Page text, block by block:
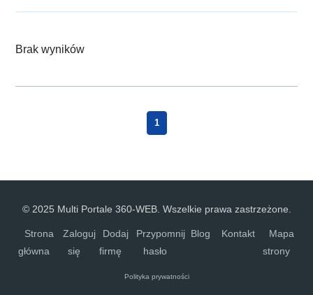
Brak wyników
1
© 2025 Multi Portale 360-WEB. Wszelkie prawa zastrzeżone.
Strona
główna
Zaloguj
się
Dodaj
firmę
Przypomnij
hasło
Blog Kontakt
Mapa
strony
Polityka prywatności